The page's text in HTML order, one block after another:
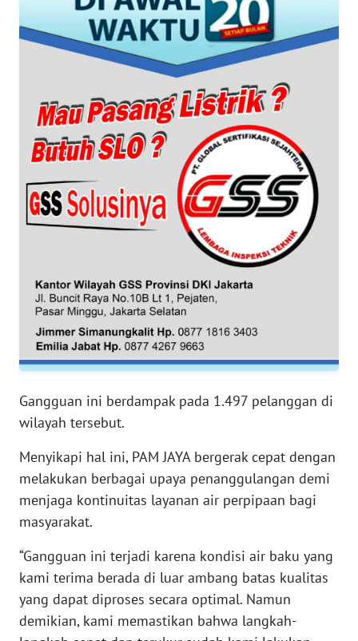
Gangguan ini berdampak pada 1.497 pelanggan di
wilayah tersebut.
Menyikapi hal ini, PAM JAYA bergerak cepat dengan
melakukan berbagai upaya penanggulangan demi
menjaga kontinuitas layanan air perpipaan bagi
masyarakat.
“Gangguan ini terjadi karena kondisi air baku yang
kami terima berada di luar ambang batas kualitas
yang dapat diproses secara optimal. Namun
demikian, kami memastikan bahwa langkah-
WN
WN
BANTEN
WN
WN
WN
PAPUA
WN
PAPUA
BARAT
WN
RIAU
WN
WN
WN
SULTRA